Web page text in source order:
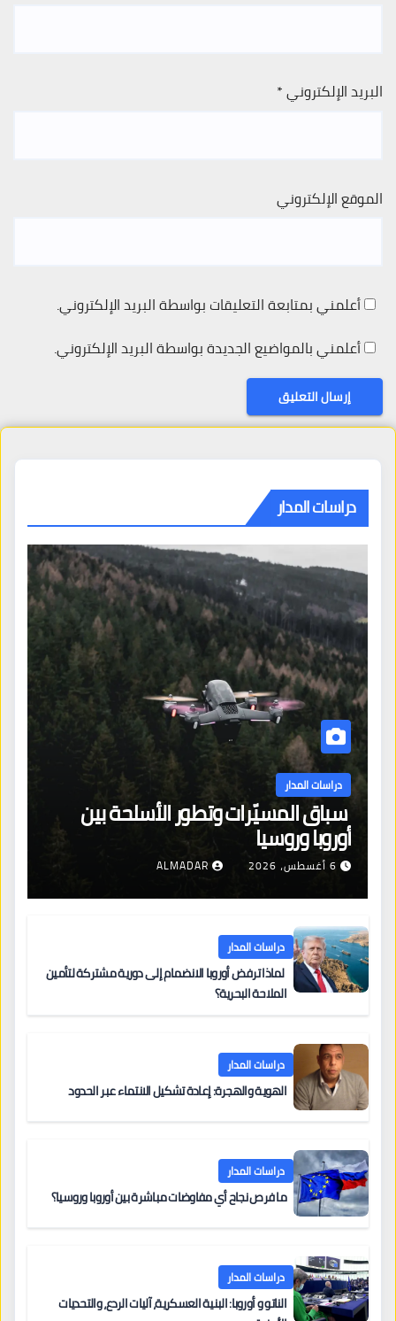
البريد الإلكتروني*
الموقع الإلكتروني
أعلمني بمتابعة التعليقات بواسطة البريد الإلكتروني.
أعلمني بالمواضيع الجديدة بواسطة البريد الإلكتروني.
دراسات المدار
دراسات المدار
سباق المسيّرات وتطور الأسلحة بين
أوروبا وروسيا
6 أغسطس، 2026 ALMADAR
دراسات المدار
لماذا ترفض أوروبا الانضمام إلى دورية مشتركة لتأمين
الملاحة البحرية؟
دراسات المدار
الهوية والهجرة: إعادة تشكيل الانتماء عبر الحدود
دراسات المدار
ما فرص نجاح أي مفاوضات مباشرة بين أوروبا وروسيا؟
دراسات المدار
الناتو و أوروبا: البنية العسكرية، آليات الردع، والتحديات